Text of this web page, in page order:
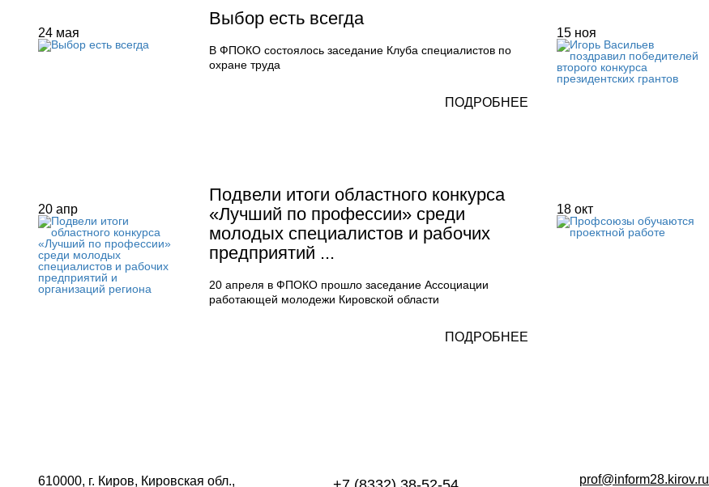
24 мая
Выбор есть всегда
В ФПОКО состоялось заседание Клуба специалистов по
охране труда
ПОДРОБНЕЕ
15 ноя
20 апр
Подвели итоги областного конкурса
«Лучший по профессии» среди
молодых специалистов и рабочих
предприятий ...
20 апреля в ФПОКО прошло заседание Ассоциации
работающей молодежи Кировской области
ПОДРОБНЕЕ
18 окт
610000, г. Киров, Кировская обл.,
prof@inform28.kirov.ru